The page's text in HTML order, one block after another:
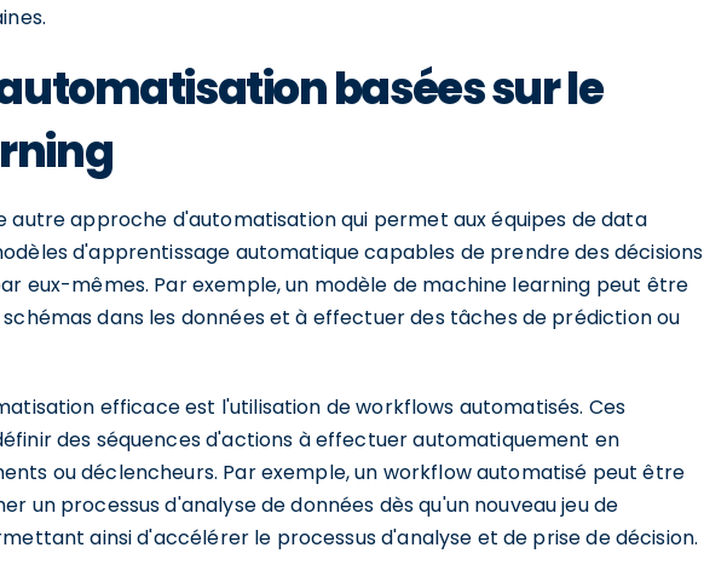
basées sur le
autre approche d'automatisation qui permet aux équipes de data
d'apprentissage automatique capables de prendre des décisions
eux-mêmes. Par exemple, un modèle de machine learning peut être
dans les données et à effectuer des tâches de prédiction ou
efficace est l'utilisation de workflows automatisés. Ces
des séquences d'actions à effectuer automatiquement en
ou déclencheurs. Par exemple, un workflow automatisé peut être
un processus d'analyse de données dès qu'un nouveau jeu de
ainsi d'accélérer le processus d'analyse et de prise de décision.